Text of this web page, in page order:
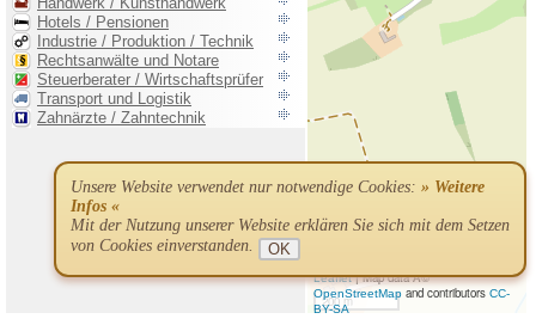
Unsere Website verwendet nur notwendige Cookies: » Weitere
Infos «
Mit der Nutzung unserer Website erklären Sie sich mit dem Setzen
von Cookies einverstanden.
OK